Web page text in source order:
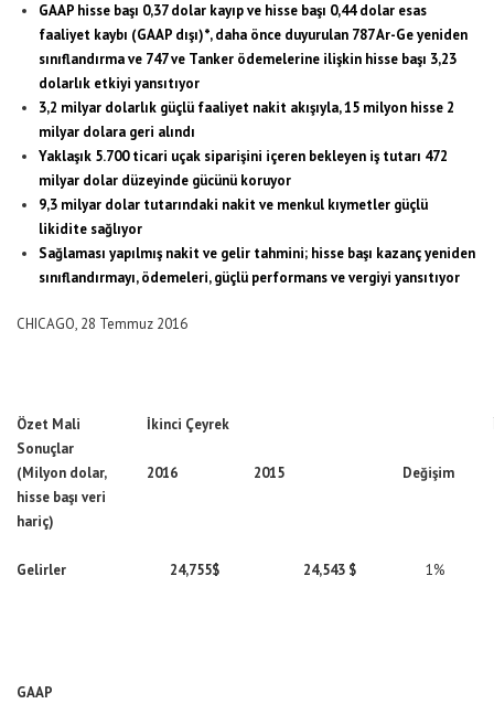
GAAP hisse başı 0,37 dolar kayıp ve hisse başı 0,44 dolar esas
faaliyet kaybı (GAAP dışı)*, daha önce duyurulan 787 Ar-Ge yeniden
sınıflandırma ve 747 ve Tanker ödemelerine ilişkin hisse başı 3,23
dolarlık etkiyi yansıtıyor
3,2 milyar dolarlık güçlü faaliyet nakit akışıyla, 15 milyon hisse 2
milyar dolara geri alındı
Yaklaşık 5.700 ticari uçak siparişini içeren bekleyen iş tutarı 472
milyar dolar düzeyinde gücünü koruyor
9,3 milyar dolar tutarındaki nakit ve menkul kıymetler güçlü
likidite sağlıyor
Sağlaması yapılmış nakit ve gelir tahmini; hisse başı kazanç yeniden
sınıflandırmayı, ödemeleri, güçlü performans ve vergiyi yansıtıyor
CHICAGO, 28 Temmuz 2016
Özet Mali
Sonuçlar
İkinci Çeyrek
(Milyon dolar,
hisse başı veri
hariç)
2016 2015 Değişim
Gelirler 24,755$ 24,543 $ 1%
GAAP